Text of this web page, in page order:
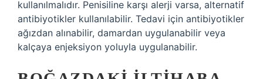
kullanılmalıdır. Penisiline karşı alerji varsa, alternatif
antibiyotikler kullanılabilir. Tedavi için antibiyotikler
ağızdan alınabilir, damardan uygulanabilir veya
kalçaya enjeksiyon yoluyla uygulanabilir.